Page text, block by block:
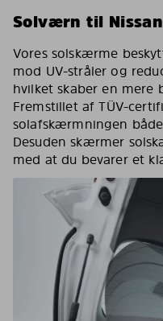
Solværn til Nissan
Vores solskærme
mod UV-stråler og
hvilket skaber en mere
Fremstillet af TÜV-
solafskærmningen
Desuden skærmer
med at du bevarer et